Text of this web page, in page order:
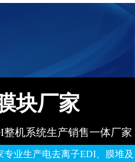
块厂家
机系统生产销售一体厂家
业生产电去离子EDI、膜堆及